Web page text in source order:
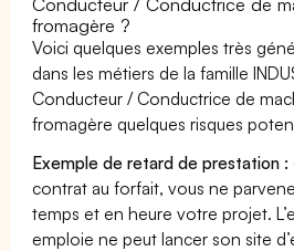
fromagère ?
Voici quelques exemples très
dans les métiers de la famille
Conducteur / Conductrice de
fromagère quelques risques
Exemple de retard de prestation :
contrat au forfait, vous ne
temps et en heure votre projet.
emploie ne peut lancer son site